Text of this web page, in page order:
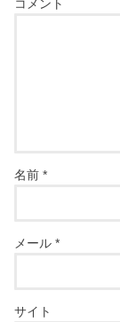
コメント
名前*
メール*
サイト